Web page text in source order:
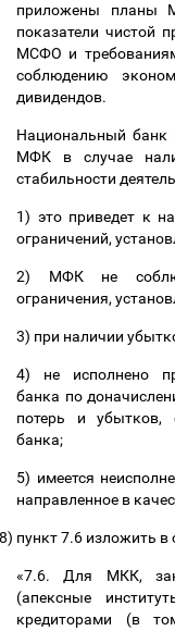
приложены планы
показатели чистой
МСФО и
соблюдению
дивидендов.
Национальный банк
МФК в случае
стабильности
1) это приведет к
ограничений,
2) МФК не
ограничения,
3) при наличии
4) не исполнено
банка по
потерь и убытков,
банка;
5) имеется
направленное в
пункт 7.6 изложить
«7.6. Для МКК,
(апексные
кредиторами (в